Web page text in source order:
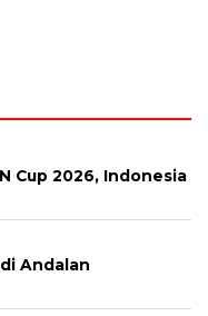
Cup 2026, Indonesia
Andalan